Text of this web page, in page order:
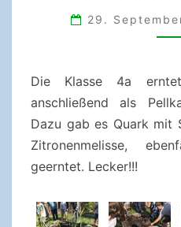
29.
Die Klasse 4a
anschließend als
Dazu gab es Quark mit
Zitronenmelisse,
geerntet. Lecker!!!